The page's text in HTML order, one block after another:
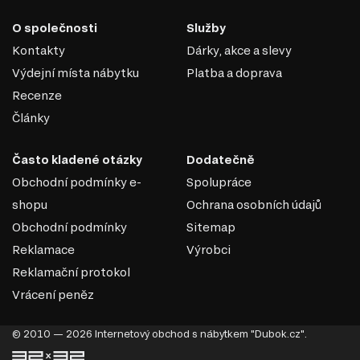
O společnosti
Kontakty
Výdejní místa nábytku
Recenze
Články
Služby
Dárky, akce a slevy
Platba a doprava
Často kladené otázky
Obchodní podmínky e-
shopu
Obchodní podmínky
Reklamace
Reklamační protokol
Vrácení peněz
Dodatečně
Spolupráce
Ochrana osobních údajů
Sitemap
Výrobci
© 2010 — 2026 Internetový obchod s nábytkem "Dubok.cz".